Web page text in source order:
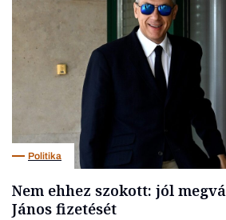
Politika
Nem ehhez szokott: jól
János fizetését